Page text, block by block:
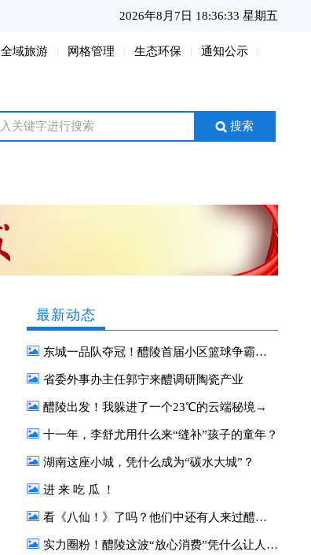
2026年8月7日 18:36:35 星期五
全域旅游 网格管理 生态环保 通知公示
搜索
最新动态
东城一品队夺冠！醴陵首届小区篮球争霸赛圆满收官
省委外事办主任郭宁来醴调研陶瓷产业
醴陵出发！我躲进了一个23℃的云端秘境→
十一年，李舒尤用什么来“缝补”孩子的童年？
湖南这座小城，凭什么成为“碳水大城”？
进 来 吃 瓜 ！
看《八仙！》了吗？他们中还有人来过醴陵！
实力圈粉！醴陵这波“放心消费”凭什么让人一来再来？